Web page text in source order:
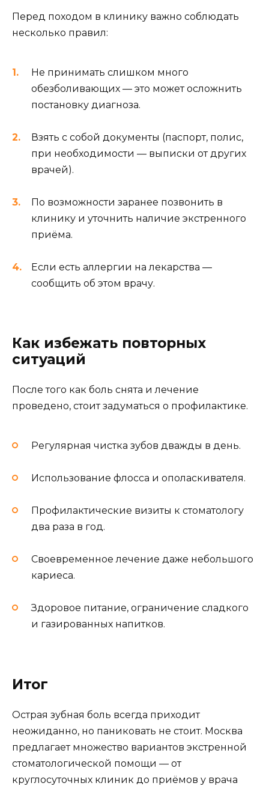
Перед походом в клинику важно соблюдать
несколько правил:
Не принимать слишком много
обезболивающих — это может осложнить
постановку диагноза.
Взять с собой документы (паспорт, полис,
при необходимости — выписки от других
врачей).
По возможности заранее позвонить в
клинику и уточнить наличие экстренного
приёма.
Если есть аллергии на лекарства —
сообщить об этом врачу.
Как избежать повторных
ситуаций
После того как боль снята и лечение
проведено, стоит задуматься о профилактике.
Регулярная чистка зубов дважды в день.
Использование флосса и ополаскивателя.
Профилактические визиты к стоматологу
два раза в год.
Своевременное лечение даже небольшого
кариеса.
Здоровое питание, ограничение сладкого
и газированных напитков.
Итог
Острая зубная боль всегда приходит
неожиданно, но паниковать не стоит. Москва
предлагает множество вариантов экстренной
стоматологической помощи — от
круглосуточных клиник до приёмов у врача